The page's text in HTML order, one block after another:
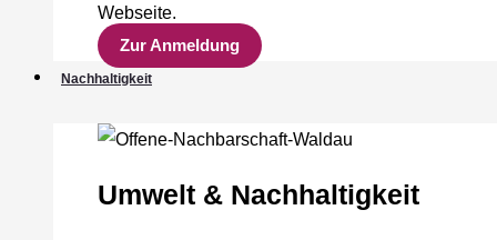
Webseite.
Zur Anmeldung
Nachhaltigkeit
Umwelt & Nachhaltigkeit